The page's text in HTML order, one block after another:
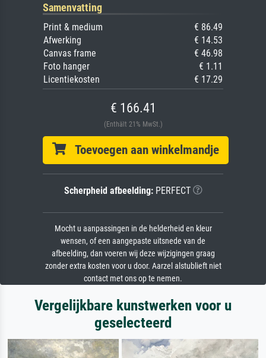
Samenvatting
Print & medium
€ 86.49
Afwerking
€ 14.53
Canvas frame
€ 46.98
Foto hanger
€ 1.11
Licentiekosten
€ 17.29
€ 166.41
(Enthält 21% MwSt.)
Toevoegen aan winkelmandje
Scherpheid afbeelding:PERFECT
Mocht u aanpassingen in de helderheid en kleur
wensen, of een aangepaste uitsnede van de
afbeelding, dan voeren wij deze wijzigingen graag
zonder extra kosten voor u door. Aarzel alstublieft niet
contact met ons op te nemen.
Vergelijkbare kunstwerken voor u
geselecteerd